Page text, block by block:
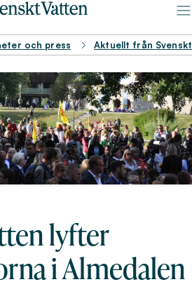
och press Aktuellt från
lyfter
i Almedalen